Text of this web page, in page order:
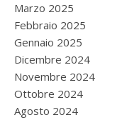
Marzo 2025
Febbraio 2025
Gennaio 2025
Dicembre 2024
Novembre 2024
Ottobre 2024
Agosto 2024